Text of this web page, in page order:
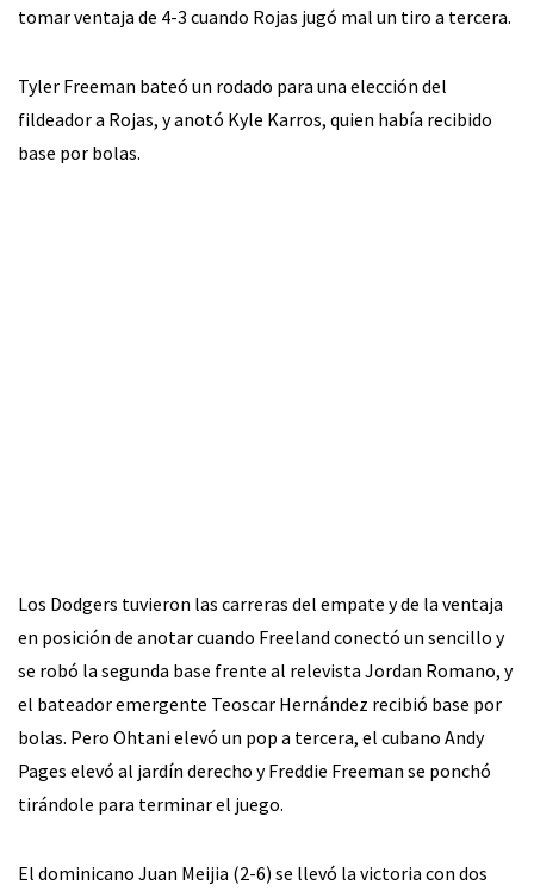
tomar ventaja de 4-3 cuando Rojas jugó mal un tiro a tercera.
Tyler Freeman bateó un rodado para una elección del
fildeador a Rojas, y anotó Kyle Karros, quien había recibido
base por bolas.
Los Dodgers tuvieron las carreras del empate y de la ventaja
en posición de anotar cuando Freeland conectó un sencillo y
se robó la segunda base frente al relevista Jordan Romano, y
el bateador emergente Teoscar Hernández recibió base por
bolas. Pero Ohtani elevó un pop a tercera, el cubano Andy
Pages elevó al jardín derecho y Freddie Freeman se ponchó
tirándole para terminar el juego.
El dominicano Juan Meijia (2-6) se llevó la victoria con dos